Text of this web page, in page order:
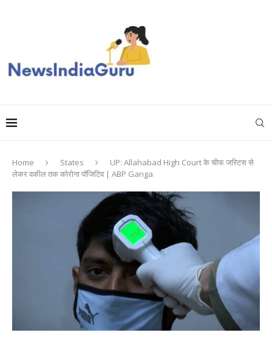
Home States
UP: Allahabad High Court के चीफ जस्टिस से
लेकर वकील तक कोरोना पॉजिटिव | ABP Ganga